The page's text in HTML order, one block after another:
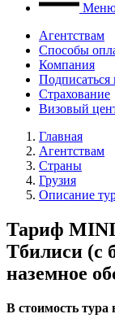
Агентствам
Способы
Компания
Подписаться
Страхование
Визовый
Главная
Агентствам
Страны
Грузия
Описание
Тариф
Тбилиси (с
наземное
В стоимость тура